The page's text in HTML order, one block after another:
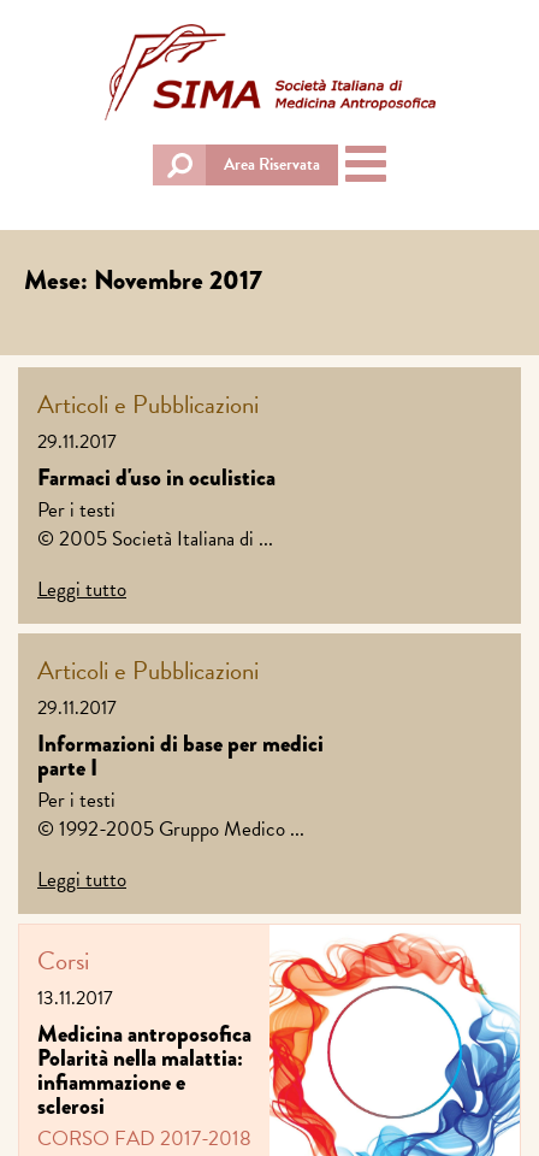
Area Riservata
Toggle
navigation
Mese: Novembre 2017
Articoli e Pubblicazioni
29.11.2017
Farmaci d'uso in oculistica
Per i testi
© 2005 Società Italiana di ...
Leggi tutto
Articoli e Pubblicazioni
29.11.2017
Informazioni di base per medici
parte I
Per i testi
© 1992-2005 Gruppo Medico ...
Leggi tutto
Corsi
13.11.2017
Medicina antroposofica
Polarità nella malattia:
infiammazione e
sclerosi
CORSO FAD 2017-2018